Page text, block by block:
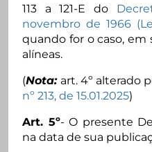
113 a 121-E do
novembro de 1966
quando for o caso, em
alíneas.
(Nota: art. 4º alterado
nº 213, de 15.01.2025)
Art. 5º- O presente
na data de sua